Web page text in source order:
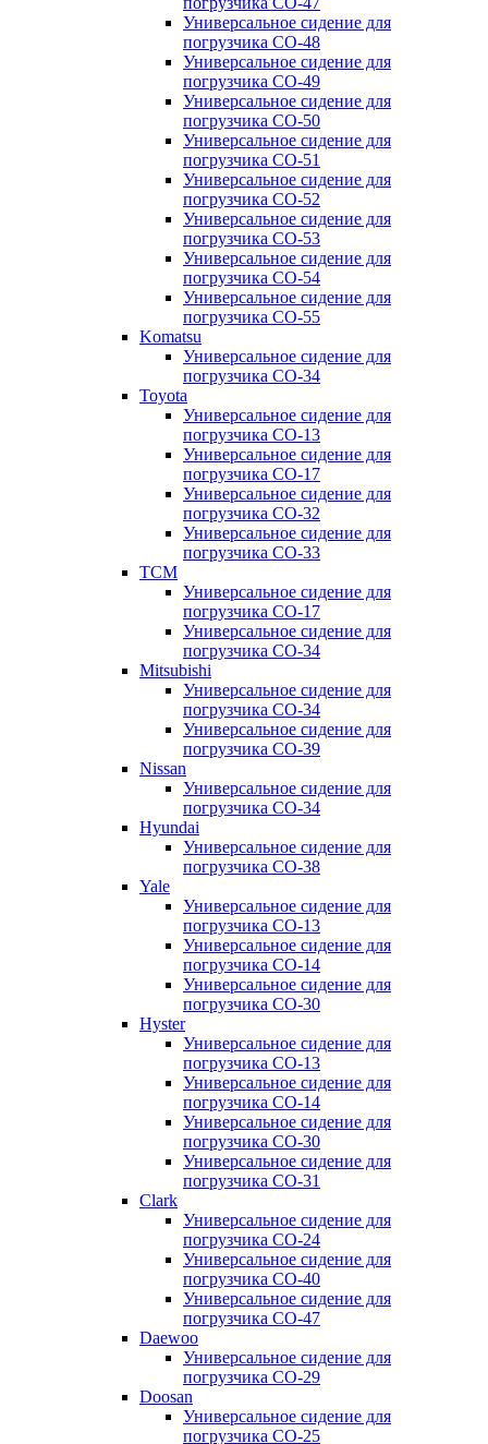
Универсальное сидение для
погрузчика CO-48
Универсальное сидение для
погрузчика CO-49
Универсальное сидение для
погрузчика CO-50
Универсальное сидение для
погрузчика CO-51
Универсальное сидение для
погрузчика CO-52
Универсальное сидение для
погрузчика CO-53
Универсальное сидение для
погрузчика CO-54
Универсальное сидение для
погрузчика CO-55
Komatsu
Универсальное сидение для
погрузчика CO-34
Toyota
Универсальное сидение для
погрузчика CO-13
Универсальное сидение для
погрузчика CO-17
Универсальное сидение для
погрузчика CO-32
Универсальное сидение для
погрузчика CO-33
TCM
Универсальное сидение для
погрузчика CO-17
Универсальное сидение для
погрузчика CO-34
Mitsubishi
Универсальное сидение для
погрузчика CO-34
Универсальное сидение для
погрузчика CO-39
Nissan
Универсальное сидение для
погрузчика CO-34
Hyundai
Универсальное сидение для
погрузчика CO-38
Yale
Универсальное сидение для
погрузчика CO-13
Универсальное сидение для
погрузчика CO-14
Универсальное сидение для
погрузчика CO-30
Hyster
Универсальное сидение для
погрузчика CO-13
Универсальное сидение для
погрузчика CO-14
Универсальное сидение для
погрузчика CO-30
Универсальное сидение для
погрузчика CO-31
Clark
Универсальное сидение для
погрузчика CO-24
Универсальное сидение для
погрузчика CO-40
Универсальное сидение для
погрузчика CO-47
Daewoo
Универсальное сидение для
погрузчика CO-29
Doosan
Универсальное сидение для
погрузчика CO-25